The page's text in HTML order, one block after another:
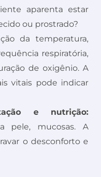
aparenta estar
ou prostrado?
da temperatura,
respiratória,
de oxigênio. A
vitais pode indicar
e nutrição:
pele, mucosas. A
o desconforto e